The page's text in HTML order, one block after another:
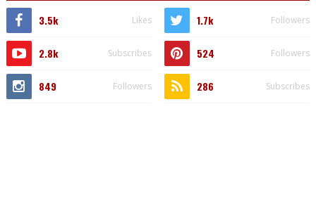
3.5k Likes 1.7k Followers
2.8k Subscribes 524 Followers
849 Followers 286 Subscribes